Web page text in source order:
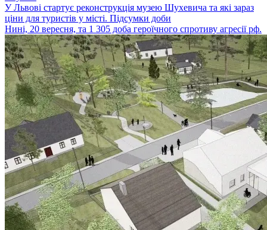
У Львові стартує реконструкція музею Шухевича та які зараз
ціни для туристів у місті. Підсумки доби
Нині, 20 вересня, та 1 305 доба героїчного спротиву агресії рф.